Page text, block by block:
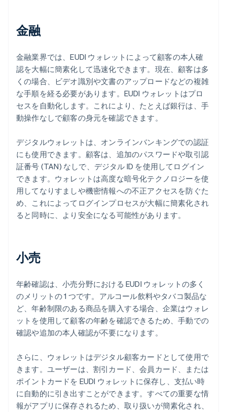
金融
金融業界では、EUDI ウォレットによって顧客の本人確
認を大幅に簡素化して迅速化できます。現在、顧客は多
くの場合、ビデオ識別や文書のアップロードなどの複雑
な手順を経る必要があります。EUDI ウォレットはプロ
セスを自動化します。これにより、たとえば銀行は、手
動操作なしで顧客の身元を確認できます。
デジタルウォレットは、オンラインバンキングでの認証
にも使用できます。顧客は、追加のパスワードや取引認
証番号 (TAN) なしで、デジタル ID を使用してログイン
できます。ウォレットは高度な暗号化テクノロジーを使
用してなりすましや機密情報への不正アクセスを防ぐた
め、これによってログインプロセスが大幅に簡素化され
ると同時に、より安全になる可能性があります。
小売
年齢確認は、小売分野における EUDI ウォレットの多く
のメリットの 1 つです。アルコール飲料やタバコ製品な
ど、年齢制限のある商品を購入する場合、企業はウォレ
ットを使用して顧客の年齢を確認できるため、手動での
確認や追加の本人確認が不要になります。
さらに、ウォレットはデジタル顧客カードとして使用で
きます。ユーザーは、割引カード、会員カード、または
ポイントカードを EUDI ウォレットに保存し、支払い時
に自動的に引き出すことができます。すべての重要な情
報がアプリに保存されるため、取り扱いが簡素化され、